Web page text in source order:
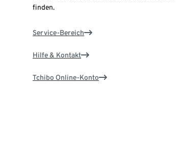
finden.
Service-Bereich
Hilfe & Kontakt
Tchibo Online-Konto